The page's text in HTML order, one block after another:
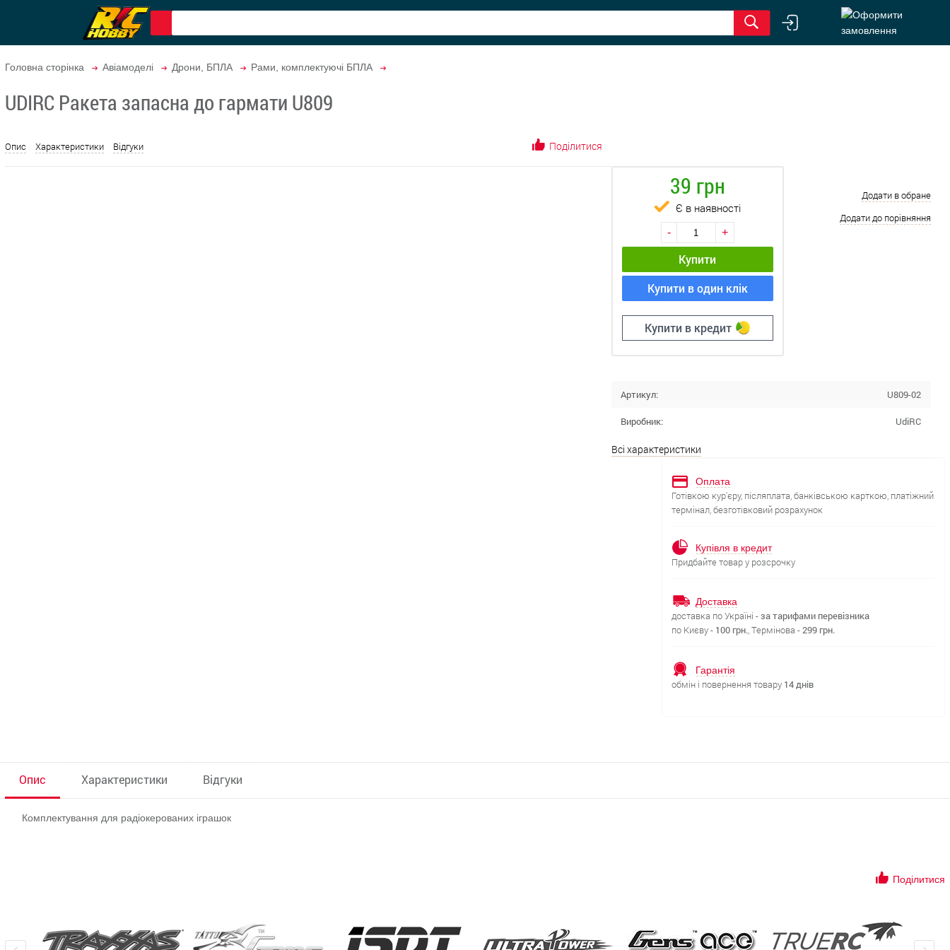
Головна сторінка Авіамоделі Дрони, БПЛА Рами, комплектуючі БПЛА
UDIRC Ракета запасна до гармати U809
Опис Характеристики Відгуки Поділитися
39 грн
Є в наявності
- +
Купити
Купити в один клік
Купити в кредит
Додати в обране
Додати до порівняння
Артикул: U809-02
Виробник: UdiRC
Всі характеристики
Оплата
Готівкою кур'єру, післяплата, банківською карткою, платіжний
термінал, безготівковий розрахунок
Купівля в кредит
Придбайте товар у розсрочку
Доставка
доставка по Україні -за тарифами перевізника
по Києву - 100 грн., Термінова -299 грн.
Гарантія
обмін і повернення товару 14 днів
Опис
Комплектування для радіокерованих іграшок
Характеристики Відгуки
Поділитися